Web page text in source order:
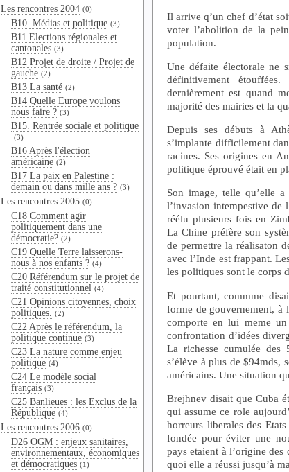
Les rencontres 2004 (0)
B10. Médias et politique (3)
B11 Elections régionales et
cantonales (3)
B12 Projet de droite / Projet de
gauche (2)
B13 La santé (2)
B14 Quelle Europe voulons
nous faire ? (3)
B15. Rentrée sociale et politique
(3)
B16 Après l'élection
américaine (2)
B17 La paix en Palestine :
demain ou dans mille ans ? (3)
Les rencontres 2005 (0)
C18 Comment agir
politiquement dans une
démocratie? (2)
C19 Quelle Terre laisserons-
nous à nos enfants ? (4)
C20 Référendum sur le projet de
traité constitutionnel (4)
C21 Opinions citoyennes, choix
politiques. (2)
C22 Après le référendum, la
politique continue (3)
C23 La nature comme enjeu
politique (4)
C24 Le modèle social
français (3)
C25 Banlieues : les Exclus de la
République (4)
Les rencontres 2006 (0)
D26 OGM : enjeux sanitaires,
environnementaux, économiques
et démocratiques (1)
Il arrive q’un chef d’état
voter l’abolition de la
population.
Une défaite électorale ne
définitivement
dernièrement est quand
majorité des mairies et la
Depuis ses débuts à
s’implante difficilement
racines. Ses origines en
politique éprouvé était en
Son image, telle qu’elle
l’invasion intempestive de
réélu plusieurs fois en
La Chine préfère son
de permettre la réalisaton
avec l’Inde est frappant.
les politiques sont le corps
Et pourtant, commme
forme de gouvernement, à
comporte en lui meme
confrontation d’idées
La richesse cumulée
s’élève à plus de $94mds,
américains. Une situation
Brejhnev disait que Cuba
qui assume ce role
horreurs liberales des
fondée pour éviter une
pays etaient à l’origine des
quoi elle a réussi jusqu’à